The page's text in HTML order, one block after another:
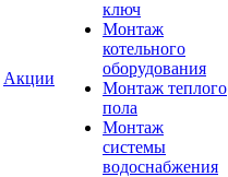
Акции
ключ
Монтаж
котельного
оборудования
Монтаж теплого
пола
Монтаж
системы
водоснабжения